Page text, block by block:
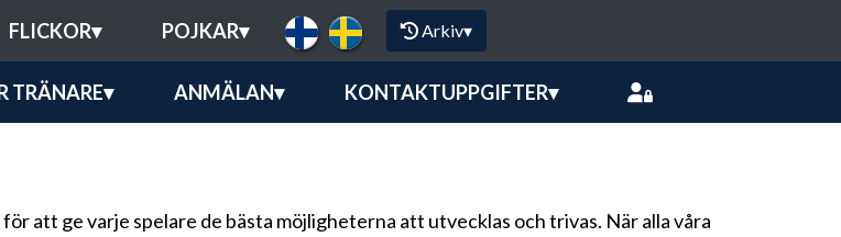
FLICKOR▾ POJKAR▾ Arkiv▾
TRÄNARE▾ ANMÄLAN▾ KONTAKTUPPGIFTER▾
att ge varje spelare de bästa möjligheterna att utvecklas och trivas. När alla våra